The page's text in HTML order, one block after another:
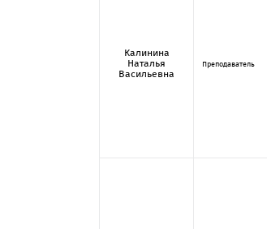
Калинина
Наталья
Васильевна
Преподаватель